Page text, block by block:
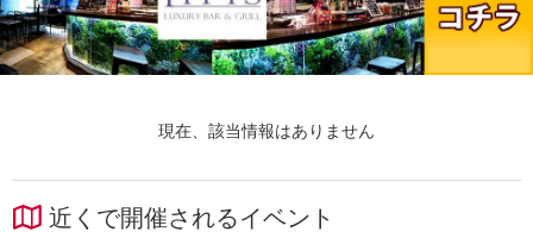
現在、該当情報はありません
近くで開催されるイベント